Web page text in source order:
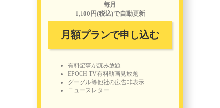
毎月
1,100円(税込)で自動更新
月額プランで申し込む
有料記事が読み放題
EPOCH TV有料動画見放題
グーグル等他社の広告非表示
ニュースレター